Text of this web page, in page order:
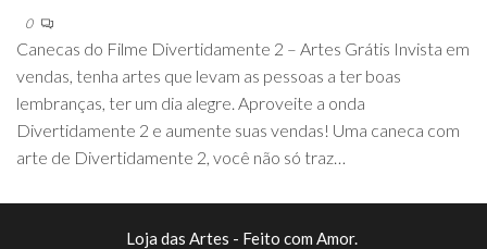
0
Canecas do Filme Divertidamente 2 – Artes Grátis Invista em
vendas, tenha artes que levam as pessoas a ter boas
lembranças, ter um dia alegre. Aproveite a onda
Divertidamente 2 e aumente suas vendas! Uma caneca com
arte de Divertidamente 2, você não só traz…
Loja das Artes - Feito com Amor.